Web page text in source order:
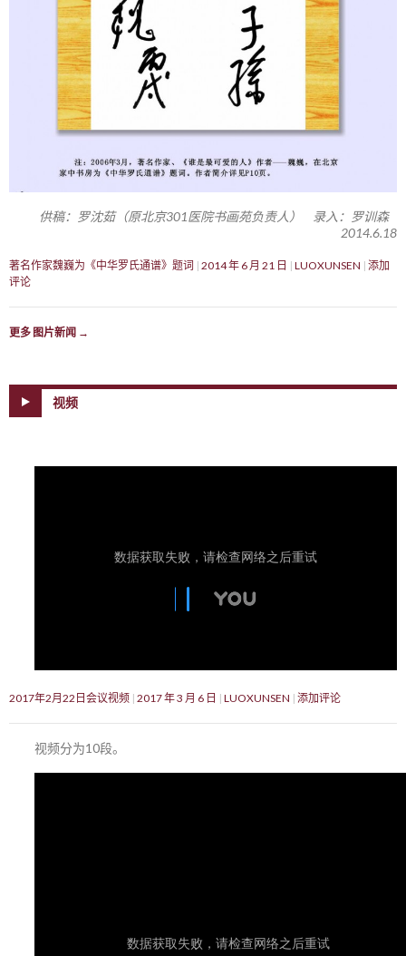
供稿：罗沈茹（原北京301医院书画苑负责人） 录入：罗训森
2014.6.18
著名作家魏巍为《中华罗氏通谱》题词 2014 年 6 月 21 日 LUOXUNSEN 添加
评论
更多 图片新闻 →
视频
2017年2月22日会议视频 2017 年 3 月 6 日 LUOXUNSEN 添加评论
视频分为10段。